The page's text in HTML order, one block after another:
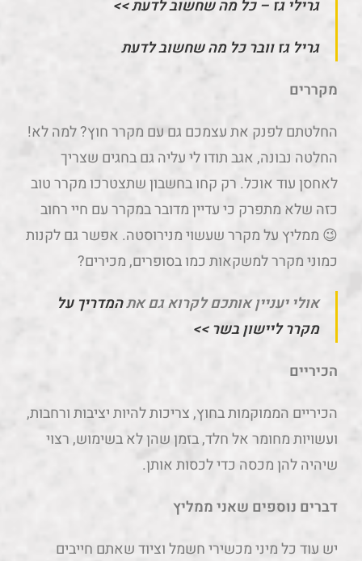
גרילי גז – כל מה שחשוב לדעת >>
גריל גז וובר כל מה שחשוב לדעת
מקררים
החלטתם לפנק את עצמכם גם עם מקרר חוץ? למה לא!
החלטה נבונה, אגב תודו לי עליה גם בחגים שצריך
לאחסן עוד אוכל. רק קחו בחשבון שתצטרכו מקרר טוב
כזה שלא מתפרק כי עדיין מדובר במקרר עם חיי רחוב
😉 ממליץ על מקרר שעשוי מנירוסטה. אפשר גם לקנות
כמוני מקרר למשקאות כמו בסופרים, מכירים?
אולי יעניין אותכם לקרוא גם אתהמדריך על
מקרר ליישון בשר >>
הכיריים
הכיריים הממוקמות בחוץ, צריכות להיות יציבות ורחבות,
ועשויות מחומר אל חלד, בזמן שהן לא בשימוש, רצוי
שיהיה להן מכסה כדי לכסות אותן.
דברים נוספים שאני ממליץ
יש עוד כל מיני מכשירי חשמל וציוד שאתם חייבים